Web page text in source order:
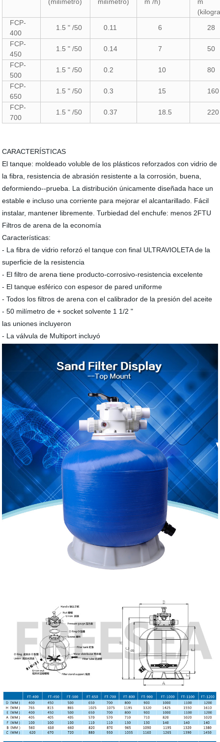
FCP-
400
1.5 " /50 0.11 6 28
FCP-
450
1.5 " /50 0.14 7 50
FCP-
500
1.5 " /50 0.2 10 80
FCP-
650
1.5 " /50 0.3 15 160
FCP-
700
1.5 " /50 0.37 18.5 220
CARACTERÍSTICAS
El tanque: moldeado voluble de los plásticos reforzados con vidrio de
la fibra, resistencia de abrasión resistente a la corrosión, buena,
deformiendo--prueba. La distribución únicamente diseñada hace un
estable e incluso una corriente para mejorar el alcantarillado. Fácil
instalar, mantener libremente. Turbiedad del enchufe: menos 2FTU
Filtros de arena de la economía
Características:
- La fibra de vidrio reforzó el tanque con final ULTRAVIOLETA de la
superficie de la resistencia
- El filtro de arena tiene producto-corrosivo-resistencia excelente
- El tanque esférico con espesor de pared uniforme
- Todos los filtros de arena con el calibrador de la presión del aceite
- 50 milímetro de + socket solvente 1 1/2 "
las uniones incluyeron
- La válvula de Multiport incluyó